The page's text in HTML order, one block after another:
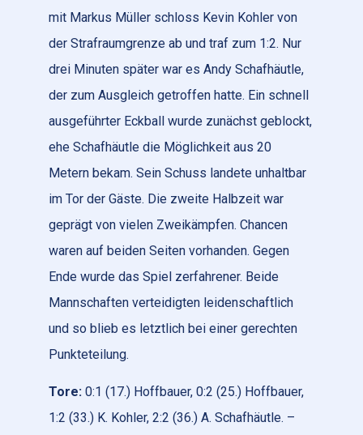
mit Markus Müller schloss Kevin Kohler von
der Strafraumgrenze ab und traf zum 1:2. Nur
drei Minuten später war es Andy Schafhäutle,
der zum Ausgleich getroffen hatte. Ein schnell
ausgeführter Eckball wurde zunächst geblockt,
ehe Schafhäutle die Möglichkeit aus 20
Metern bekam. Sein Schuss landete unhaltbar
im Tor der Gäste. Die zweite Halbzeit war
geprägt von vielen Zweikämpfen. Chancen
waren auf beiden Seiten vorhanden. Gegen
Ende wurde das Spiel zerfahrener. Beide
Mannschaften verteidigten leidenschaftlich
und so blieb es letztlich bei einer gerechten
Punkteteilung.
Tore: 0:1 (17.) Hoffbauer, 0:2 (25.) Hoffbauer,
1:2 (33.) K. Kohler, 2:2 (36.) A. Schafhäutle. –